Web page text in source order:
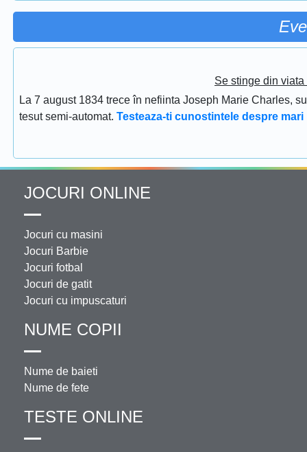
Se stinge din
La 7 august 1834 trece în nefiinta Joseph Marie Charles,
tesut semi-automat. Testeaza-ti cunostintele despre
JOCURI ONLINE
Jocuri cu masini
Jocuri Barbie
Jocuri fotbal
Jocuri de gatit
Jocuri cu impuscaturi
NUME COPII
Nume de baieti
Nume de fete
TESTE ONLINE